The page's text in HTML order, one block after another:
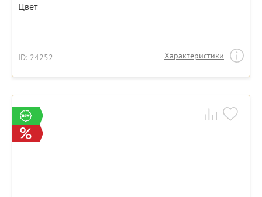
Цвет
ID: 24252 Характеристики